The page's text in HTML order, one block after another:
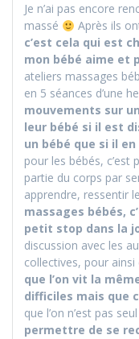
Je n’ai pas encore
massé
Après ils
c’est cela qui est
mon bébé aime et
ateliers massages
en 5 séances d’une
mouvements sur
leur bébé si il est
un bébé que si il en
pour les bébés, c’est
partie du corps par
apprendre, ressentir
massages bébés,
petit stop dans la
discussion avec les
collectives, pour
que l’on vit la
difficiles mais que
que l’on n’est pas
permettre de se